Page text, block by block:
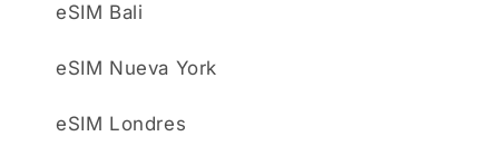
eSIM Bali
eSIM Nueva York
eSIM Londres